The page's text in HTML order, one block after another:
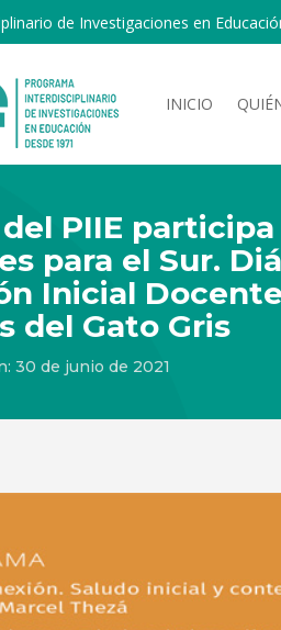
de Investigaciones en
INICIO
PIIE
para el Sur.
Inicial
del Gato Gris
30 de junio de 2021